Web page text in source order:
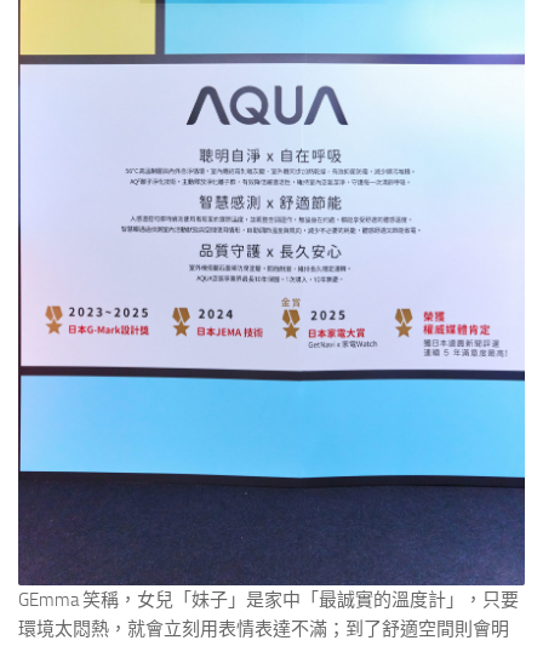
GEmma 笑稱，女兒「妹子」是家中「最誠實的溫度計」，只要
環境太悶熱，就會立刻用表情表達不滿；到了舒適空間則會明